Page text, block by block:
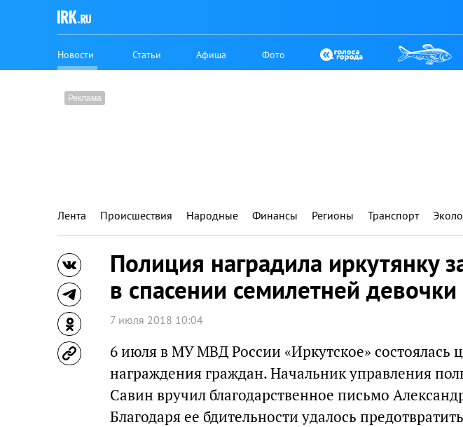
Новости Статьи Афиша Фото
Лента Происшествия Народные Финансы Регионы Транспорт
Полиция наградила иркутянку
в спасении семилетней девочки
7 июля 2018 10:04
6 июля в МУ МВД России «Иркутское» состоялась
награждения граждан. Начальник управления
Савин вручил благодарственное письмо
Благодаря ее бдительности удалось